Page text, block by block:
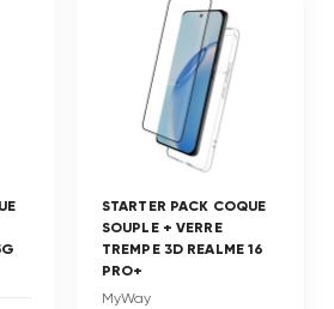
STARTER PACK COQUE
SOUPLE + VERRE
TREMPE 3D REALME 16
PRO+
MyWay